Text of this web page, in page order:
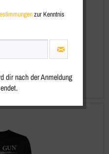
TG25007zur Kenntnis
dir nach der Anmeldung